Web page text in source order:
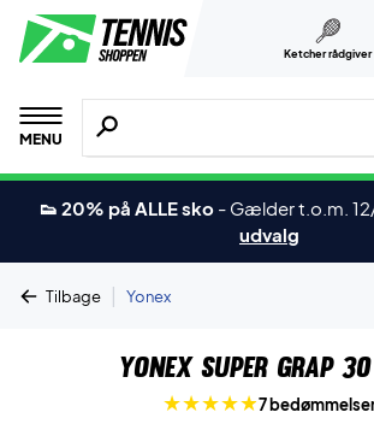
Ketcher rådgiver
MENU
Søg efter produkter, mærker etc.
👟 20% på ALLE sko - Gælder t.o.m.
udvalg
Tilbage | Yonex
Yonex Super Grap
7